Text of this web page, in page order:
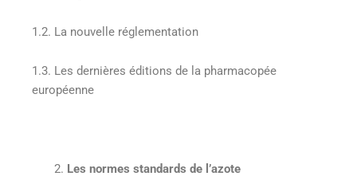
1.2. La nouvelle réglementation
1.3. Les dernières éditions de la pharmacopée
européenne
Les normes standards de l’azote